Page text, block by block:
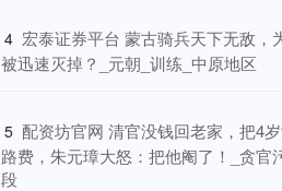
4 宏泰证券平台 蒙古骑兵天下无敌，
被迅速灭掉？_元朝_训练_中原地区
5 配资坊官网 清官没钱回老家，把4
路费，朱元璋大怒：把他阉了！_贪官
段